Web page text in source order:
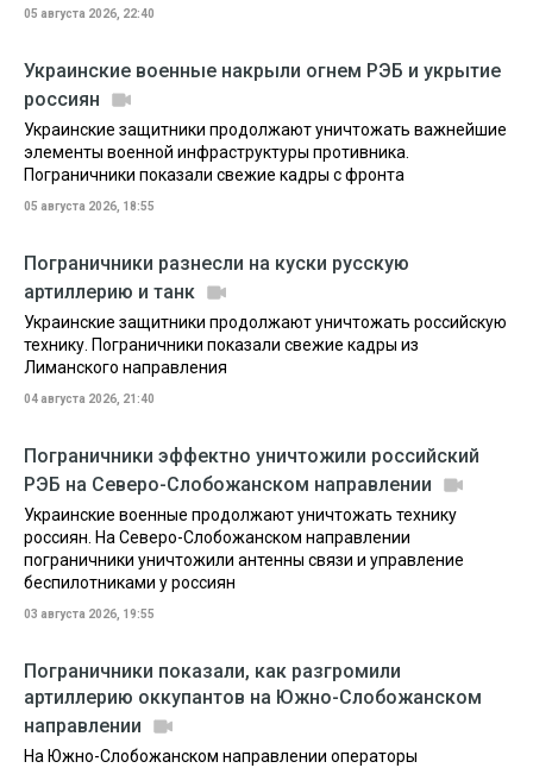
05 августа 2026, 22:40
Украинские военные накрыли огнем РЭБ и укрытие
россиян
Украинские защитники продолжают уничтожать важнейшие
элементы военной инфраструктуры противника.
Пограничники показали свежие кадры с фронта
05 августа 2026, 18:55
Пограничники разнесли на куски русскую
артиллерию и танк
Украинские защитники продолжают уничтожать российскую
технику. Пограничники показали свежие кадры из
Лиманского направления
04 августа 2026, 21:40
Пограничники эффектно уничтожили российский
РЭБ на Северо-Слобожанском направлении
Украинские военные продолжают уничтожать технику
россиян. На Северо-Слобожанском направлении
пограничники уничтожили антенны связи и управление
беспилотниками у россиян
03 августа 2026, 19:55
Пограничники показали, как разгромили
артиллерию оккупантов на Южно-Слобожанском
направлении
На Южно-Слобожанском направлении операторы